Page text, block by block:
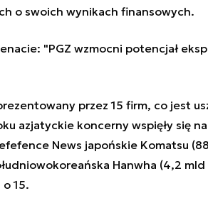
o swoich wynikach finansowych.
"PGZ wzmocni potencjał
przez 15 firm, co jest
azjatyckie koncerny wspięły się
News japońskie Komatsu
Hanwha (4,2 mld
15.